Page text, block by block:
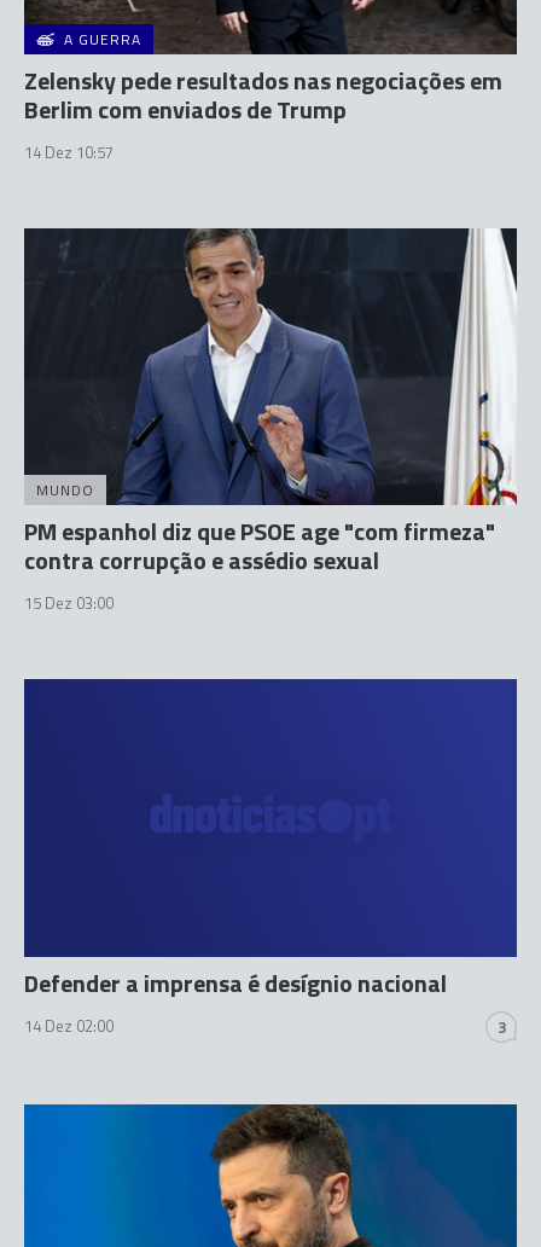
A GUERRA
Zelensky pede resultados nas negociações em
Berlim com enviados de Trump
14 Dez 10:57
MUNDO
PM espanhol diz que PSOE age "com firmeza"
contra corrupção e assédio sexual
15 Dez 03:00
Defender a imprensa é desígnio nacional
14 Dez 02:00 3